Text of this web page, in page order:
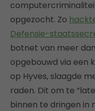
opgezocht. Zo
Defensie-
botnet van meer
opgebouwd via een
op Hyves, slaagde
raden. Dit om te
binnen te dringen in